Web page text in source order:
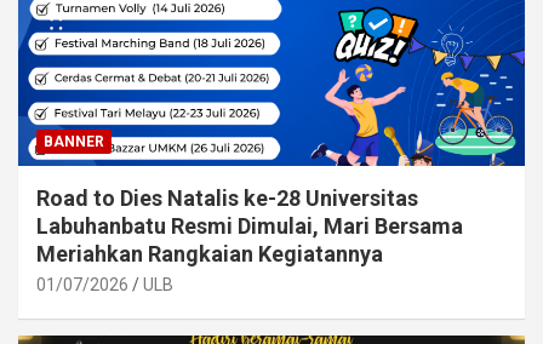
BANNER
Road to Dies Natalis ke-28 Universitas
Labuhanbatu Resmi Dimulai, Mari Bersama
Meriahkan Rangkaian Kegiatannya
01/07/2026 ULB